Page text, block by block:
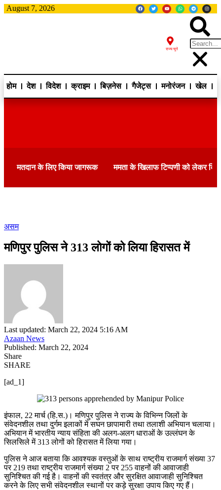
August 7, 2026
राज्य चुने
होम देश विदेश क्राइम बिज़नेस गैजेट्स मनोरंजन खेल
मतदान के लिए किया जागरूक ममता के खिलाफ टिप्पणी को लेकर
असम
मणिपुर पुलिस ने 313 लोगों को लिया हिरासत में
Last updated: March 22, 2024 5:16 AM
Azaan News
Published: March 22, 2024
Share
SHARE
[ad_1]
इंफाल, 22 मार्च (हि.स.)। मणिपुर पुलिस ने राज्य के विभिन्न जिलों के
संवेदनशील तथा दुर्गम इलाकों में सघन छापामारी तथा तलाशी अभियान चलाया।
अभियान में भारतीय न्याय संहिता की अलग-अलग धाराओं के उल्लंघन के
सिलसिले में 313 लोगों को हिरासत में लिया गया।
पुलिस ने आज बताया कि आवश्यक वस्तुओं के साथ राष्ट्रीय राजमार्ग संख्या 37
पर 219 तथा राष्ट्रीय राजमार्ग संख्या 2 पर 255 वाहनों की आवाजाही
सुनिश्चित की गई है। वाहनों की स्वतंत्र और सुरक्षित आवाजाही सुनिश्चित
करने के लिए सभी संवेदनशील स्थानों पर कड़े सुरक्षा उपाय किए गए हैं।